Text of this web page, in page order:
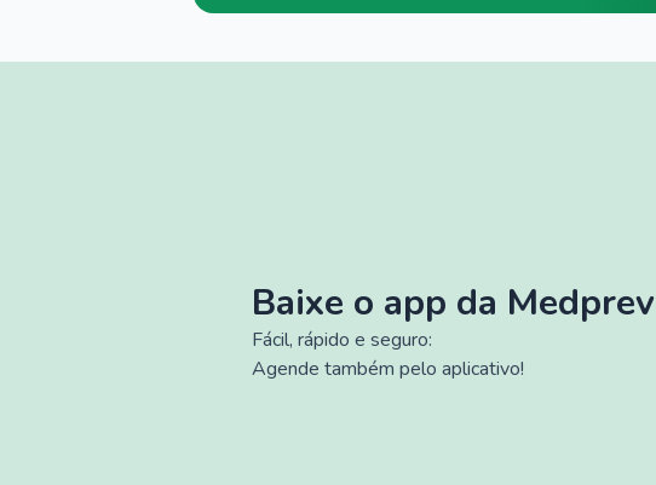
Baixe o app da Medprev
Fácil, rápido e seguro:
Agende também pelo aplicativo!